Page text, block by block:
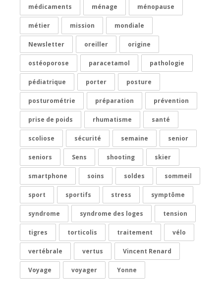
médicaments ménage ménopause
métier mission mondiale
Newsletter oreiller origine
ostéoporose paracetamol pathologie
pédiatrique porter posture
posturométrie préparation prévention
prise de poids rhumatisme santé
scoliose sécurité semaine senior
seniors Sens shooting skier
smartphone soins soldes sommeil
sport sportifs stress symptôme
syndrome syndrome des loges tension
tigres torticolis traitement vélo
vertébrale vertus Vincent Renard
Voyage voyager Yonne